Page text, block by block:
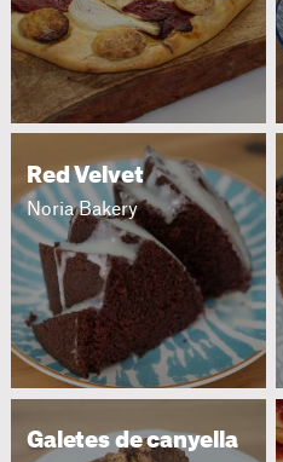
Red Velvet
Noria Bakery
Galetes de canyella